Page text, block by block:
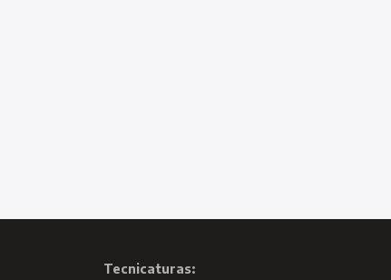
Tecnicaturas: